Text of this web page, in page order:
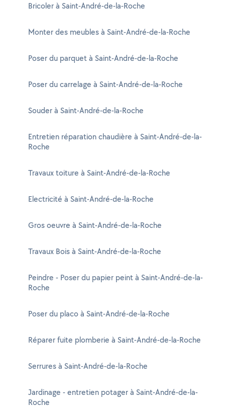
Bricoler à Saint-André-de-la-Roche
Monter des meubles à Saint-André-de-la-Roche
Poser du parquet à Saint-André-de-la-Roche
Poser du carrelage à Saint-André-de-la-Roche
Souder à Saint-André-de-la-Roche
Entretien réparation chaudière à Saint-André-de-la-
Roche
Travaux toiture à Saint-André-de-la-Roche
Electricité à Saint-André-de-la-Roche
Gros oeuvre à Saint-André-de-la-Roche
Travaux Bois à Saint-André-de-la-Roche
Peindre - Poser du papier peint à Saint-André-de-la-
Roche
Poser du placo à Saint-André-de-la-Roche
Réparer fuite plomberie à Saint-André-de-la-Roche
Serrures à Saint-André-de-la-Roche
Jardinage - entretien potager à Saint-André-de-la-
Roche